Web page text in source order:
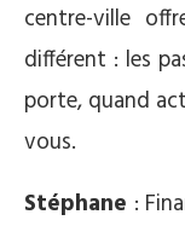
centre-ville
différent : les
porte, quand
vous.
Stéphane :